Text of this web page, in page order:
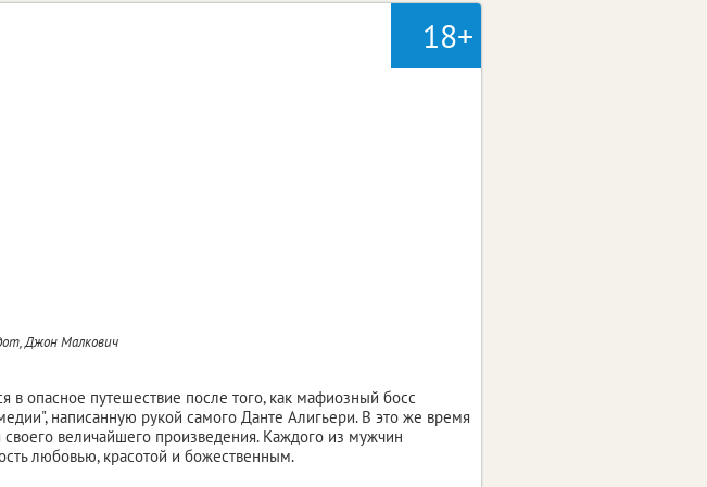
18+
Джон Малкович
в опасное путешествие после того, как мафиозный босс
написанную рукой самого Данте Алигьери. В это же время
величайшего произведения. Каждого из мужчин
любовью, красотой и божественным.